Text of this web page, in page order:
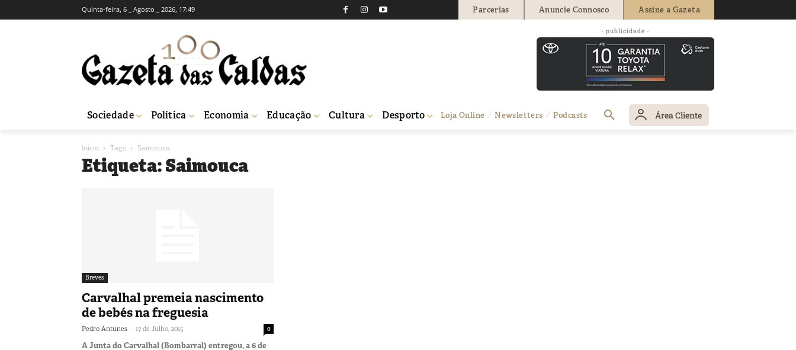
Quinta-feira, 6 _ Agosto _ 2026, 17:49 Parcerias Anuncie Connosco Assine a Gazeta
- publicidade -
Sociedade Política Economia Educação Cultura Desporto Loja Online Newsletters Podcasts Área Cliente
Início Tags Saimouca
Etiqueta: Saimouca
Breves
Carvalhal premeia nascimento
de bebés na freguesia
Pedro Antunes - 17 de Julho, 2015 0
A Junta do Carvalhal (Bombarral) entregou, a 6 de